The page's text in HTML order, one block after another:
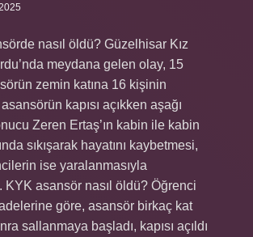
nasıl öldü? Güzelhisar Kız
meydana gelen olay, 15
zemin katına 16 kişinin
kapısı açıkken aşağı
Zeren Ertaş’ın kabin ile kabin
sıkışarak hayatını kaybetmesi,
ise yaralanmasıyla
KYK asansör nasıl öldü? Öğrenci
göre, asansör birkaç kat
sallanmaya başladı, kapısı açıldı